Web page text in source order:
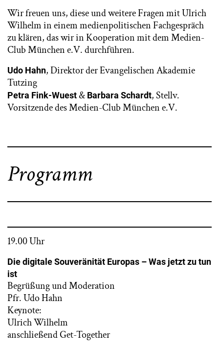
Wir freuen uns, diese und weitere Fragen mit Ulrich
Wilhelm in einem medienpolitischen Fachgespräch
zu klären, das wir in Kooperation mit dem Medien-
Club München e.V. durchführen.
Udo Hahn, Direktor der Evangelischen Akademie
Tutzing
Petra Fink-Wuest & Barbara Schardt, Stellv.
Vorsitzende des Medien-Club München e.V.
Programm
19.00 Uhr
Die digitale Souveränität Europas – Was jetzt zu tun
ist
Begrüßung und Moderation
Pfr. Udo Hahn
Keynote:
Ulrich Wilhelm
anschließend Get-Together